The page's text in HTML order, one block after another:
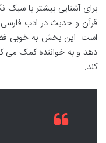
برای آشنایی بیشتر با سبک
قرآن و حدیث در ادب
است. این بخش به خوبی
دهد و به خواننده کمک می
کند.